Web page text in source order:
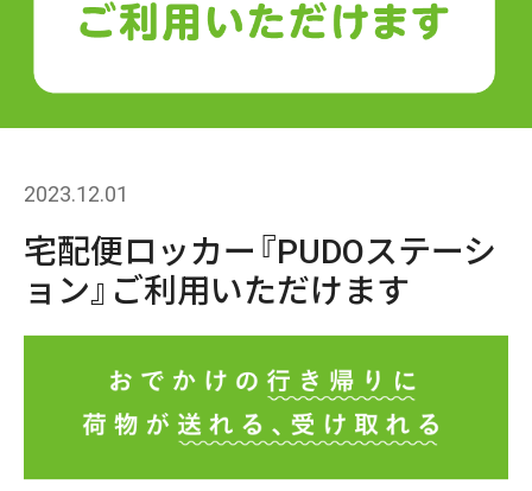
2023.12.01
宅配便ロッカー『PUDOステーシ
ョン』ご利用いただけます